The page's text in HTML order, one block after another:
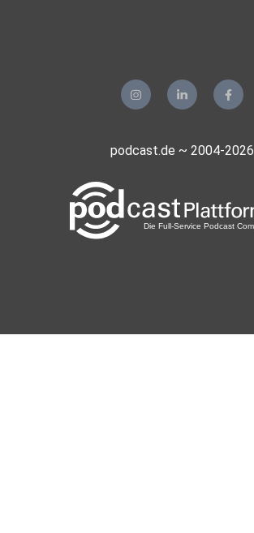
Politisches Jiu jitsu/Backfire Grundlagen
Willy Brandt Zitat
gewaltfreie Aktion
podcast.de ~ 2004-2026